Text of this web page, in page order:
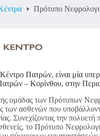
Πρότυπο
Πατρών, είναι μία
– Κορίνθου, στην
ομάδας των Πρότυπων
των ασθενών που
Συνεχίζοντας την
το Πρότυπο